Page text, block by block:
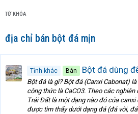
TỪ KHÓA
địa chỉ bán bột đá mịn
Tỉnh khác Bán Bột đá dùng
Bột đá là gì? Bột đá (Canxi Cabonat)
công thức là CaCO3. Theo các
Trái Đất là một dạng nào đó của
được tìm thấy dưới dạng đá (đá vôi,